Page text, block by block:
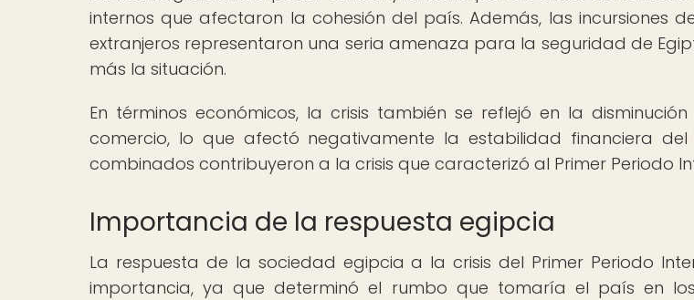
internos que afectaron la cohesión del país. Además, las incursiones
extranjeros representaron una seria amenaza para la seguridad de
más la situación.
En términos económicos, la crisis también se reflejó en la
comercio, lo que afectó negativamente la estabilidad financiera del
combinados contribuyeron a la crisis que caracterizó al Primer Periodo
Importancia de la respuesta egipcia
La respuesta de la sociedad egipcia a la crisis del Primer Periodo
importancia, ya que determinó el rumbo que tomaría el país en